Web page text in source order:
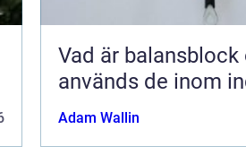
Vad är balansblock
används de inom
Adam Wallin